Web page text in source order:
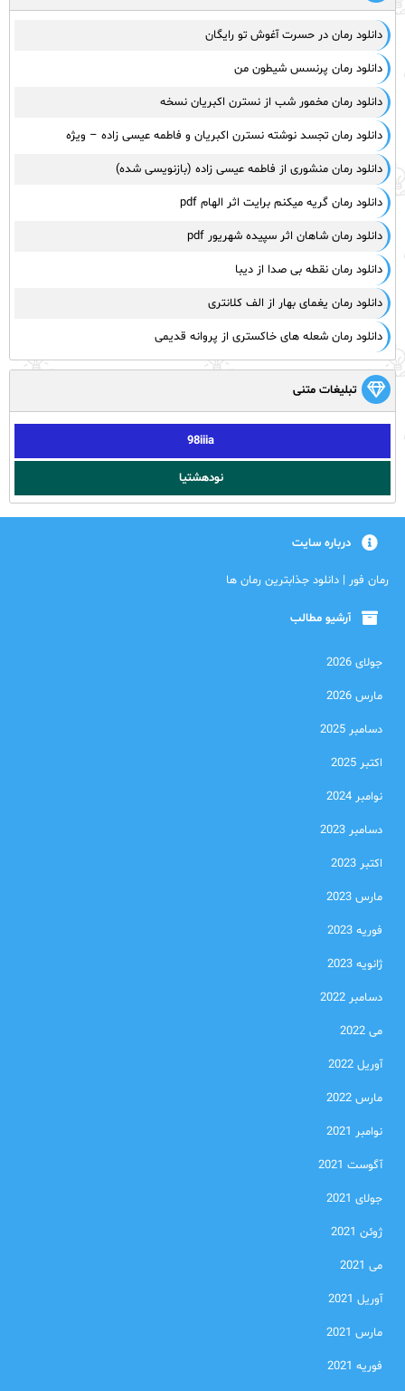
دانلود رمان در حسرت آغوش تو رایگان
دانلود رمان پرنسس شیطون من
دانلود رمان مخمور شب از نسترن اکبریان نسخه
دانلود رمان تجسد نوشته نسترن اکبریان و فاطمه عیسی زاده – ویژه
دانلود رمان منشوری از فاطمه عیسی زاده (بازنویسی شده)
دانلود رمان گریه میکنم برایت اثر الهام pdf
دانلود رمان شاهان اثر سپیده شهریور pdf
دانلود رمان نقطه بی صدا از دیبا
دانلود رمان یغمای بهار از الف کلانتری
دانلود رمان شعله های خاکستری از پروانه قدیمی
تبلیغات متنی
98iiia
نودهشتیا
درباره سایت
رمان فور | دانلود جذابترین رمان ها
آرشیو مطالب
جولای 2026
مارس 2026
دسامبر 2025
اکتبر 2025
نوامبر 2024
دسامبر 2023
اکتبر 2023
مارس 2023
فوریه 2023
ژانویه 2023
دسامبر 2022
می 2022
آوریل 2022
مارس 2022
نوامبر 2021
آگوست 2021
جولای 2021
ژوئن 2021
می 2021
آوریل 2021
مارس 2021
فوریه 2021